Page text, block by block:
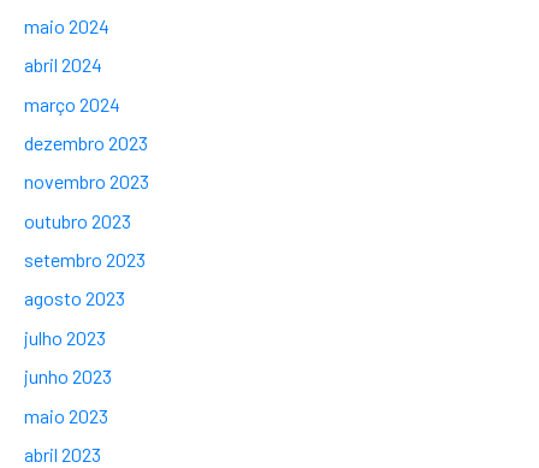
maio 2024
abril 2024
março 2024
dezembro 2023
novembro 2023
outubro 2023
setembro 2023
agosto 2023
julho 2023
junho 2023
maio 2023
abril 2023